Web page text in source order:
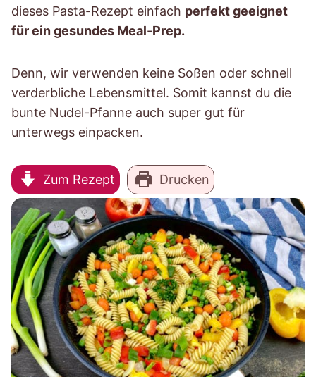
dieses Pasta-Rezept einfach perfekt geeignet
für ein gesundes Meal-Prep.
Denn, wir verwenden keine Soßen oder schnell
verderbliche Lebensmittel. Somit kannst du die
bunte Nudel-Pfanne auch super gut für
unterwegs einpacken.
Zum Rezept Drucken